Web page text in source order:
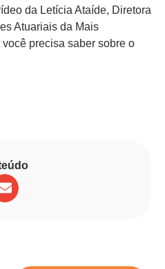
da Letícia Ataíde, Diretora
Atuariais da Mais
precisa saber sobre o